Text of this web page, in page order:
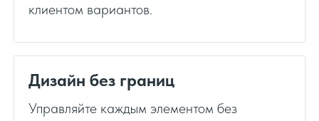
клиентом вариантов.
Дизайн без границ
Управляйте каждым элементом без